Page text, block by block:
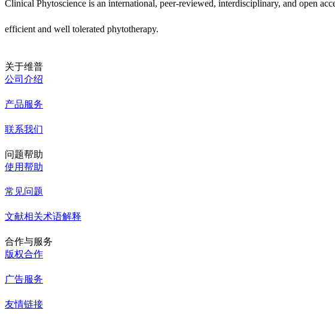
Clinical Phytoscience is an international, peer-reviewed, interdisciplinary, and open
efficient and well tolerated phytotherapy.
关于维普
公司介绍
产品服务
联系我们
问题帮助
使用帮助
常见问题
文献相关术语解释
合作与服务
版权合作
广告服务
友情链接